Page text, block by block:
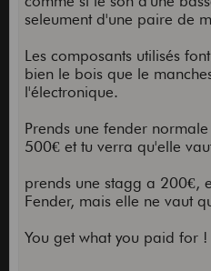
seleument d'une paire de
Les composants utilisés
bien le bois que le
l'électronique.
Prends une fender
500€ et tu verra qu'elle
prends une stagg a 200€,
Fender, mais elle ne vaut
You get what you paid for !